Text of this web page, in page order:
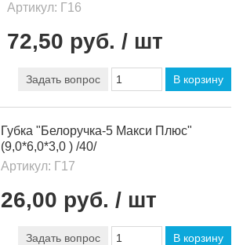
Артикул: Г16
72,50 руб. / шт
Задать вопрос В корзину
Губка "Белоручка-5 Макси Плюс"
(9,0*6,0*3,0 ) /40/
Артикул: Г17
26,00 руб. / шт
Задать вопрос В корзину